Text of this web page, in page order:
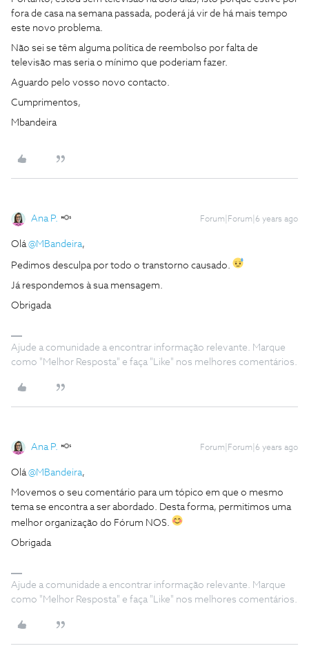
fora de casa na semana passada, poderá já vir de há mais tempo
este novo problema.
Não sei se têm alguma política de reembolso por falta de
televisão mas seria o mínimo que poderiam fazer.
Aguardo pelo vosso novo contacto.
Cumprimentos,
Mbandeira
Ana P. Forum|Forum|6 years ago
Olá@MBandeira,
Pedimos desculpa por todo o transtorno causado.
Já respondemos à sua mensagem.
Obrigada
Ajude a comunidade a encontrar informação relevante. Marque
como "Melhor Resposta" e faça "Like" nos melhores comentários.
Ana P. Forum|Forum|6 years ago
Olá@MBandeira,
Movemos o seu comentário para um tópico em que o mesmo
tema se encontra a ser abordado. Desta forma, permitimos uma
melhor organização do Fórum NOS.
Obrigada
Ajude a comunidade a encontrar informação relevante. Marque
como "Melhor Resposta" e faça "Like" nos melhores comentários.